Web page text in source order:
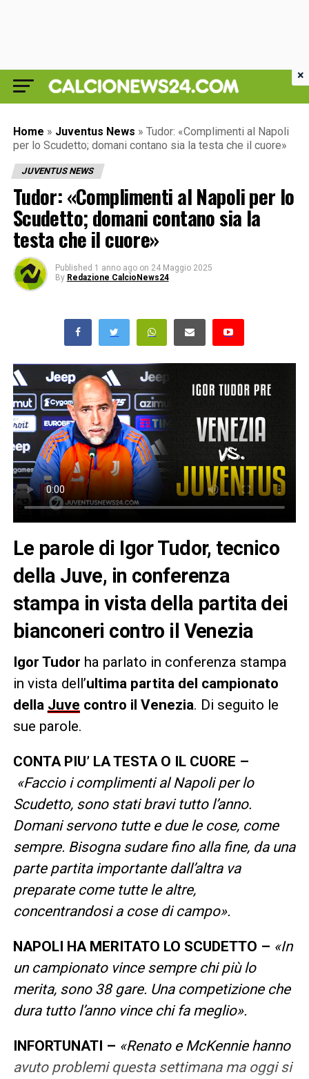
Home » Juventus News » Tudor: «Complimenti al Napoli
per lo Scudetto; domani contano sia la testa che il cuore»
JUVENTUS NEWS
Tudor: «Complimenti al Napoli per lo
Scudetto; domani contano sia la
testa che il cuore»
Published 1 anno ago on 24 Maggio 2025
By Redazione CalcioNews24
Le parole di Igor Tudor, tecnico
della Juve, in conferenza
stampa in vista della partita dei
bianconeri contro il Venezia
Igor Tudor ha parlato in conferenza stampa
in vista dell’ultima partita del campionato
della Juve contro il Venezia. Di seguito le
sue parole.
CONTA PIU’ LA TESTA O IL CUORE –
«Faccio i complimenti al Napoli per lo
Scudetto, sono stati bravi tutto l’anno.
Domani servono tutte e due le cose, come
sempre. Bisogna sudare fino alla fine, da una
parte partita importante dall’altra va
preparate come tutte le altre,
concentrandosi a cose di campo».
NAPOLI HA MERITATO LO SCUDETTO – «In
un campionato vince sempre chi più lo
merita, sono 38 gare. Una competizione che
dura tutto l’anno vince chi fa meglio».
INFORTUNATI – «Renato e McKennie hanno
avuto problemi questa settimana ma oggi si
×